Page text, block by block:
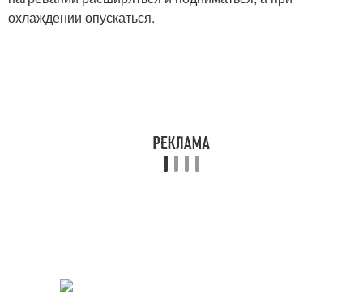
охлаждении опускаться.